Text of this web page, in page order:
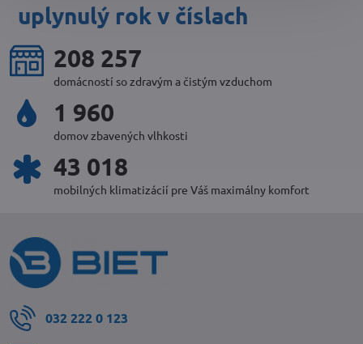
uplynulý rok v číslach
225 981
domácností so zdravým a čistým vzduchom
2 128
domov zbavených vlhkosti
46 786
mobilných klimatizácií pre Váš maximálny komfort
032 222 0 123